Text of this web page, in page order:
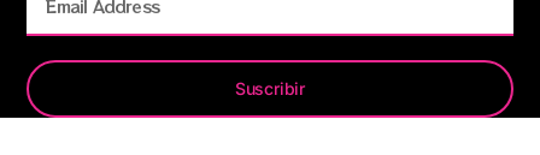
Suscribir